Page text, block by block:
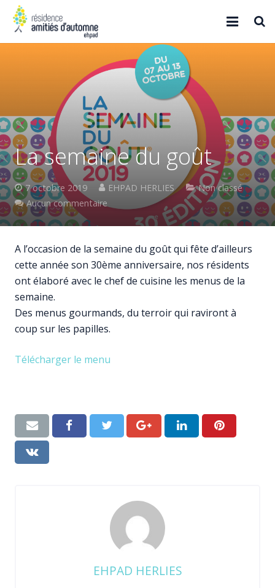
Qui sommes-nous ?
Résidence
Projet santé
Contact
La semaine du goût
7 octobre 2019 EHPAD HERLIES
Non classé
Aucun commentaire
A l’occasion de la semaine du goût qui fête d’ailleurs
cette année son 30ème anniversaire, nos résidents
ont élaboré avec le chef de cuisine les menus de la
semaine.
Des menus gourmands, du terroir qui raviront à
coup sur les papilles.
Télécharger le menu
EHPAD HERLIES